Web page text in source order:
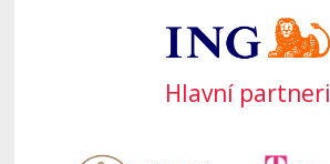
Hlavní partneri